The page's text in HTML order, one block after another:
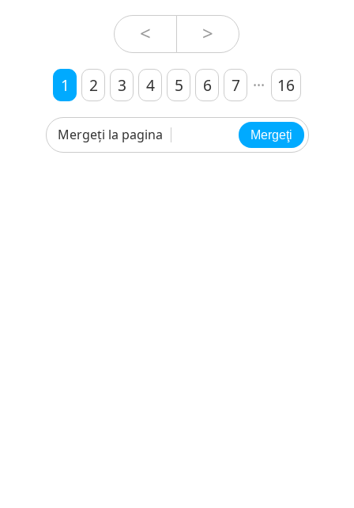
< >
1 2 3 4 5 6 7 ... 16
Mergeţi la pagina Mergeţi